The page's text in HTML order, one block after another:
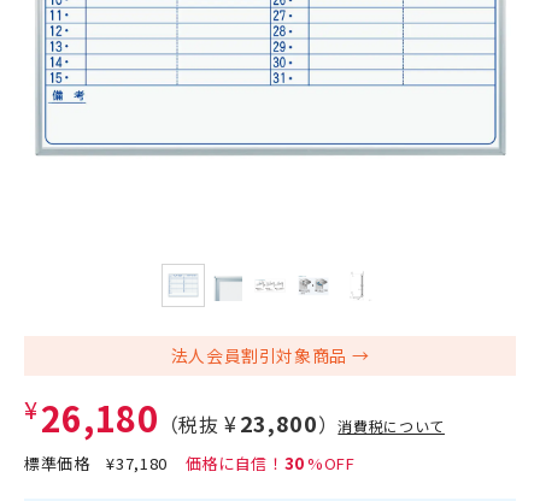
法人会員割引対象商品
¥26,180 （税抜 ¥23,800）消費税について
標準価格¥37,180 30